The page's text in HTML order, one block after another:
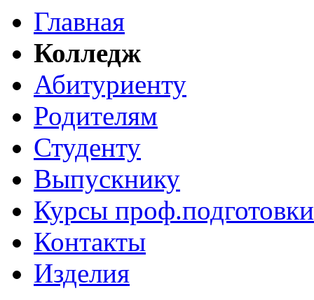
Главная
Колледж
Абитуриенту
Родителям
Студенту
Выпускнику
Курсы проф.подготовки
Контакты
Изделия